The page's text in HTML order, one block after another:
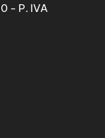
- P. IVA